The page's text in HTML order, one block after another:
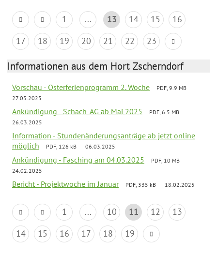
1 ... 13 14 15
16
17
18 19 20 21 22 23
Informationen aus dem Hort Zscherndorf
Vorschau - Osterferienprogramm 2. Woche
PDF, 9.9 MB
27.03.2025
Ankündigung - Schach-AG ab Mai 2025
PDF, 6.5 MB
26.03.2025
Information - Stundenänderungsanträge ab jetzt online
möglich
PDF, 126 kB 06.03.2025
Ankündigung - Fasching am 04.03.2025
PDF, 10 MB
24.02.2025
Bericht - Projektwoche im Januar PDF, 335 kB 18.02.2025
1 ... 10 11 12
13
14
15 16 17 18 19